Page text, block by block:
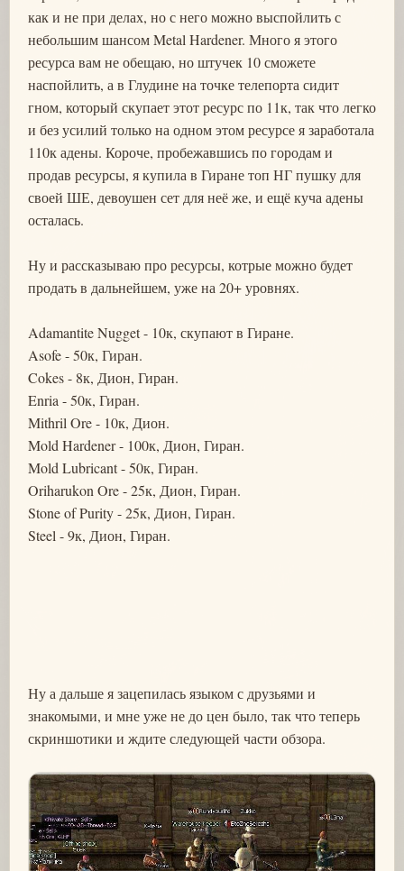
как и не при делах, но с него можно выспойлить с
небольшим шансом Metal Hardener. Много я этого
ресурса вам не обещаю, но штучек 10 сможете
наспойлить, а в Глудине на точке телепорта сидит
гном, который скупает этот ресурс по 11к, так что легко
и без усилий только на одном этом ресурсе я заработала
110к адены. Короче, пробежавшись по городам и
продав ресурсы, я купила в Гиране топ НГ пушку для
своей ШЕ, девоушен сет для неё же, и ещё куча адены
осталась.
Ну и рассказываю про ресурсы, котрые можно будет
продать в дальнейшем, уже на 20+ уровнях.
Adamantite Nugget - 10к, скупают в Гиране.
Asofe - 50к, Гиран.
Cokes - 8к, Дион, Гиран.
Enria - 50к, Гиран.
Mithril Ore - 10к, Дион.
Mold Hardener - 100к, Дион, Гиран.
Mold Lubricant - 50к, Гиран.
Oriharukon Ore - 25к, Дион, Гиран.
Stone of Purity - 25к, Дион, Гиран.
Steel - 9к, Дион, Гиран.
Ну а дальше я зацепилась языком с друзьями и
знакомыми, и мне уже не до цен было, так что теперь
скриншотики и ждите следующей части обзора.